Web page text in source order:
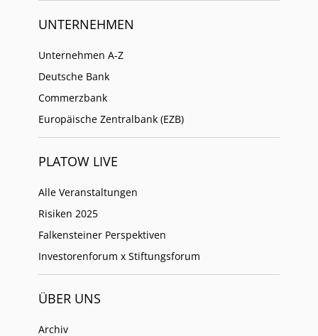
UNTERNEHMEN
Unternehmen A-Z
Deutsche Bank
Commerzbank
Europäische Zentralbank (EZB)
PLATOW LIVE
Alle Veranstaltungen
Risiken 2025
Falkensteiner Perspektiven
Investorenforum x Stiftungsforum
ÜBER UNS
Archiv